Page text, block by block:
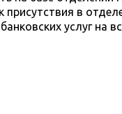
в
услуг на